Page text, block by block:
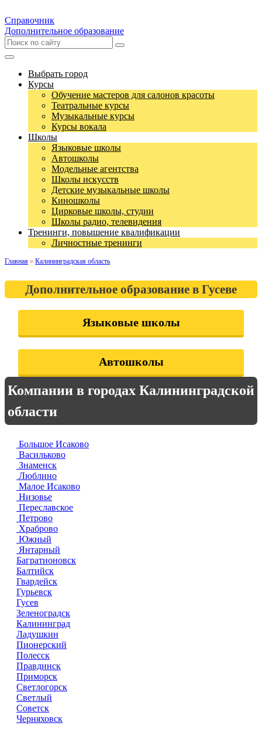
Справочник
Дополнительное образование
Выбрать город
Курсы
Обучение мастеров для салонов красоты
Театральные курсы
Музыкальные курсы
Курсы вокала
Школы
Языковые школы
Автошколы
Модельные агентства
Школы искусств
Детские музыкальные школы
Киношколы
Цирковые школы, студии
Школы радио, телевидения
Тренинги, повышение квалификации
Личностные тренинги
Главная » Калининградская область
Дополнительное образование в Гусеве
Языковые школы
Автошколы
Компании в городах Калининградской
области
Большое Исаково
Васильково
Знаменск
Люблино
Малое Исаково
Низовье
Переславское
Петрово
Храброво
Южный
Янтарный
Багратионовск
Балтийск
Гвардейск
Гурьевск
Гусев
Зеленоградск
Калининград
Ладушкин
Пионерский
Полесск
Правдинск
Приморск
Светлогорск
Светлый
Советск
Черняховск